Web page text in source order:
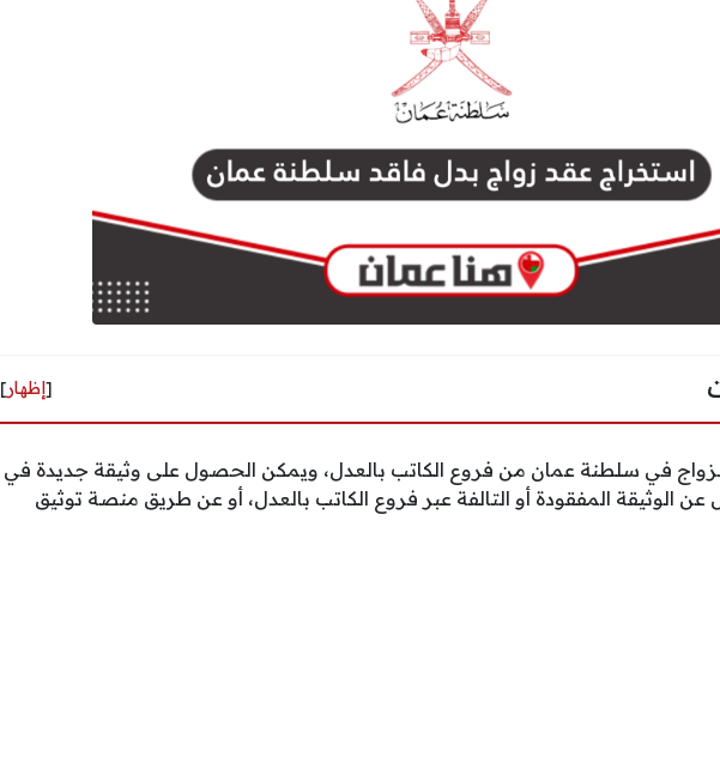
[إظهار]
في سلطنة عمان من فروع الكاتب بالعدل، ويمكن الحصول على وثيقة جديدة في
عن الوثيقة المفقودة أو التالفة عبر فروع الكاتب بالعدل، أو عن طريق منصة توثيق